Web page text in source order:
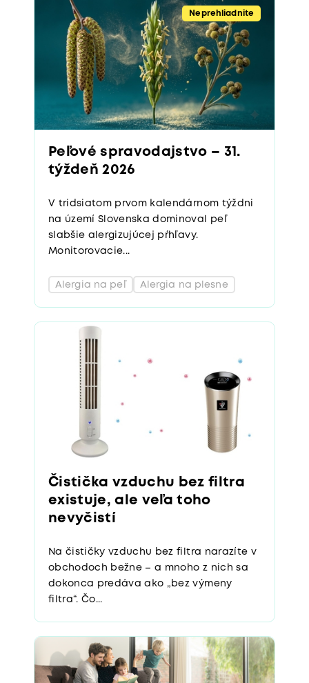
Peľové spravodajstvo – 31.
týždeň 2026
V tridsiatom prvom kalendárnom týždni
na území Slovenska dominoval peľ
slabšie alergizujúcej pŕhľavy.
Monitorovacie...
Alergia na peľ Alergia na plesne
Neprehliadnite
Čistička vzduchu bez filtra
existuje, ale veľa toho
nevyčistí
Na čističky vzduchu bez filtra narazíte v
obchodoch bežne – a mnoho z nich sa
dokonca predáva ako „bez výmeny
filtra“. Čo...